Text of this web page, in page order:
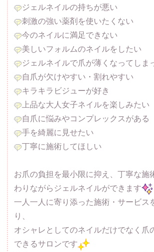
ジェルネイルの持ちが悪い
刺激の強い薬剤を使いたくない
今のネイルに満足できない
美しいフォルムのネイルをしたい
ジェルネイルで爪が薄くなってしま
自爪が欠けやすい・割れやすい
キラキラビジューが好き
上品な大人女子ネイルを楽しみたい
自爪に悩みやコンプレックスがある
手を綺麗に見せたい
丁寧に施術してほしい
お爪の負担を最小限に抑え、丁寧な施
わりながらジェルネイルができます
一人一人に寄り添った施術・サービス
り、
オシャレとしてのネイルだけでなく爪
できるサロンです